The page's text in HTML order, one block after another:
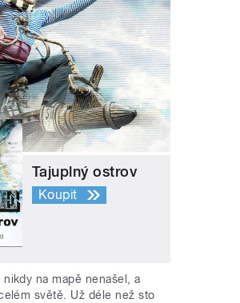
Tajuplný ostrov
Koupit
na mapě nenašel, a
světě. Už déle než sto